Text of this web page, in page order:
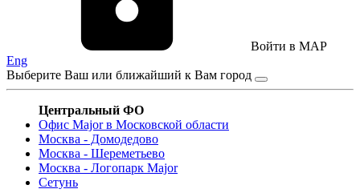
Войти в MAP
Eng
Выберите Ваш или ближайший к Вам город
Центральный ФО
Офис Major в Московской области
Москва - Домодедово
Москва - Шереметьево
Москва - Логопарк Major
Сетунь